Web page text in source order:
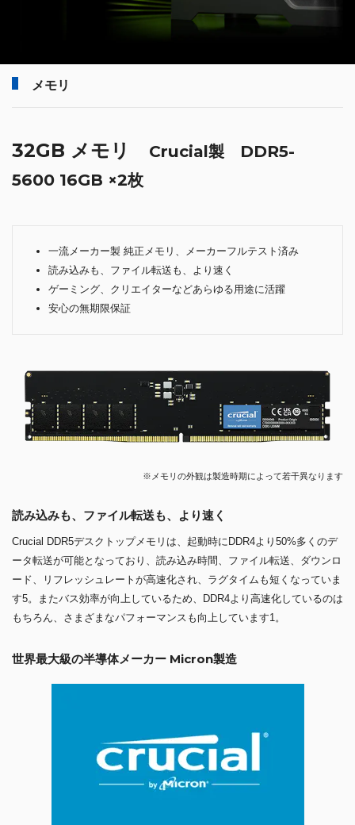
メモリ
32GB メモリ
Crucial製 DDR5-
5600 16GB ×2枚
一流メーカー製 純正メモリ、メーカーフルテスト済み
読み込みも、ファイル転送も、より速く
ゲーミング、クリエイターなどあらゆる用途に活躍
安心の無期限保証
※メモリの外観は製造時期によって若干異なります
読み込みも、ファイル転送も、より速く
Crucial DDR5デスクトップメモリは、起動時にDDR4より50%多くのデ
ータ転送が可能となっており、読み込み時間、ファイル転送、ダウンロ
ード、リフレッシュレートが高速化され、ラグタイムも短くなっていま
す5。またバス効率が向上しているため、DDR4より高速化しているのは
もちろん、さまざまなパフォーマンスも向上しています1。
世界最大級の半導体メーカー Micron製造